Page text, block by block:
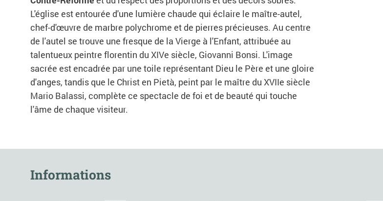
L'église est entourée d'une lumière chaude qui éclaire le maître-autel,
chef-d'œuvre de marbre polychrome et de pierres précieuses. Au centre
de l'autel se trouve une fresque de la Vierge à l'Enfant, attribuée au
talentueux peintre florentin du XIVe siècle, Giovanni Bonsi. L'image
sacrée est encadrée par une toile représentant Dieu le Père et une gloire
d'anges, tandis que le Christ en Pietà, peint par le maître du XVIIe siècle
Mario Balassi, complète ce spectacle de foi et de beauté qui touche
l'âme de chaque visiteur.
Informations